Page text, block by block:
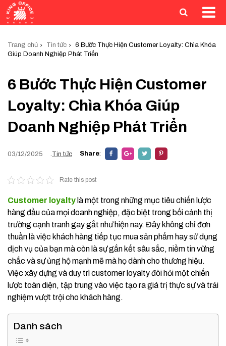
Trang chủ Tin tức
6 Bước Thực Hiện Customer Loyalty: Chìa Khóa
Giúp Doanh Nghiệp Phát Triển
6 Bước Thực Hiện Customer
Loyalty: Chìa Khóa Giúp
Doanh Nghiệp Phát Triển
03/12/2025 Tin tức Share:
Rate this post
Customer loyalty là một trong những mục tiêu chiến lược
hàng đầu của mọi doanh nghiệp, đặc biệt trong bối cảnh thị
trường cạnh tranh gay gắt như hiện nay. Đây không chỉ đơn
thuần là việc khách hàng tiếp tục mua sản phẩm hay sử dụng
dịch vụ của bạn mà còn là sự gắn kết sâu sắc, niềm tin vững
chắc và sự ủng hộ mạnh mẽ mà họ dành cho thương hiệu.
Việc xây dựng và duy trì customer loyalty đòi hỏi một chiến
lược toàn diện, tập trung vào việc tạo ra giá trị thực sự và trải
nghiệm vượt trội cho khách hàng.
Danh sách